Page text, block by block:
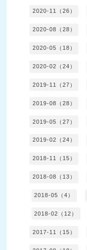
2020-11（26）
2020-08（28）
2020-05（18）
2020-02（24）
2019-11（27）
2019-08（28）
2019-05（27）
2019-02（24）
2018-11（15）
2018-08（13）
2018-05（4）
2018-02（12）
2017-11（15）